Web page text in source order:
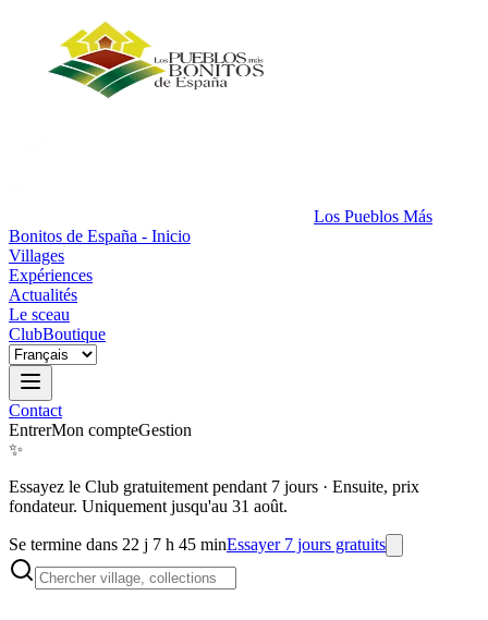
Los Pueblos Más
Bonitos de España - Inicio
Villages
Expériences
Actualités
Le sceau
ClubBoutique
Contact
EntrerMon compteGestion
✨
Essayez le Club gratuitement pendant 7 jours · Ensuite, prix
fondateur. Uniquement jusqu'au 31 août.
Se termine dans 22 j 7 h 45 minEssayer 7 jours gratuits